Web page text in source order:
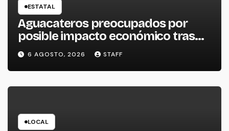
ESTATAL
Aguacateros preocupados por
posible impacto económico tras
alerta de Estados Unidos
6 AGOSTO, 2026 STAFF
LOCAL